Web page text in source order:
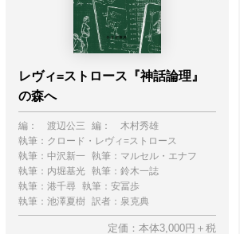
レヴィ=ストロース『神話論理』
の森へ
編： 渡辺公三 編：
木村秀雄
執筆： クロード・レヴィ=ストロース
執筆：中沢新一 執筆： マルセル・エナフ
執筆： 内堀基光 執筆： 鈴木一誌
執筆：港千尋 執筆： 安冨歩
執筆：池澤夏樹 訳者： 泉克典
定価：本体3,000円＋税